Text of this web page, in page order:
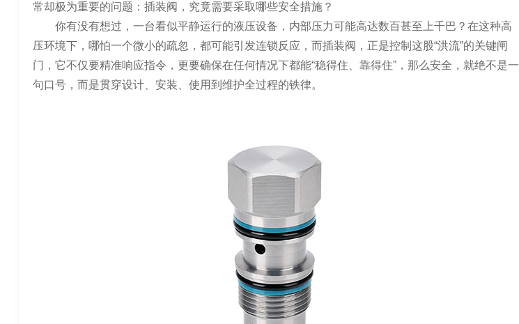
常却极为重要的问题：插装阀，究竟需要采取哪些安全措施？
你有没有想过，一台看似平静运行的液压设备，内部压力可能高达数百甚至上千巴？在这种高
压环境下，哪怕一个微小的疏忽，都可能引发连锁反应，而插装阀，正是控制这股“洪流”的关键闸
门，它不仅要精准响应指令，更要确保在任何情况下都能“稳得住、靠得住”，那么安全，就绝不是一
句口号，而是贯穿设计、安装、使用到维护全过程的铁律。